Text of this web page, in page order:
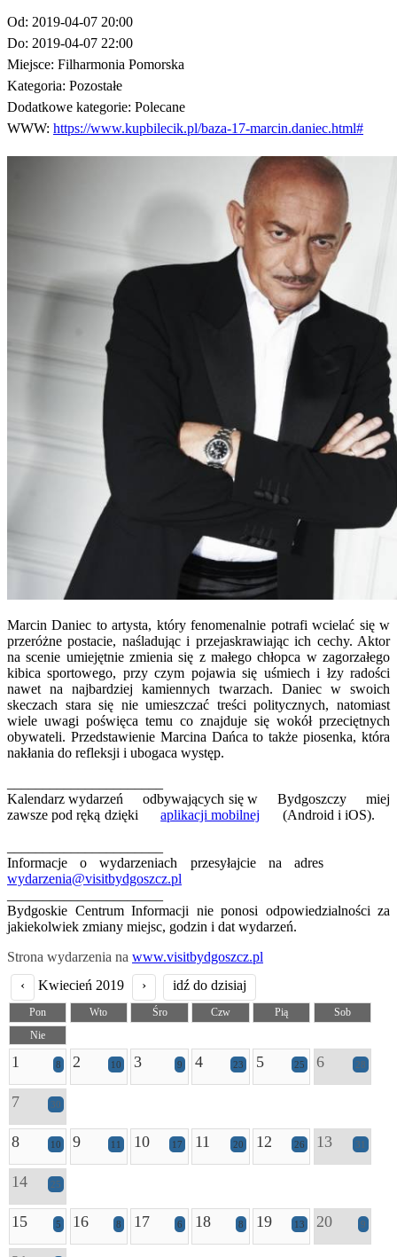
Od: 2019-04-07 20:00
Do: 2019-04-07 22:00
Miejsce: Filharmonia Pomorska
Kategoria: Pozostałe
Dodatkowe kategorie: Polecane
WWW: https://www.kupbilecik.pl/baza-17-marcin.daniec.html#
Marcin Daniec to artysta, który fenomenalnie potrafi wcielać się w
przeróżne postacie, naśladując i przejaskrawiając ich cechy. Aktor
na scenie umiejętnie zmienia się z małego chłopca w zagorzałego
kibica sportowego, przy czym pojawia się uśmiech i łzy radości
nawet na najbardziej kamiennych twarzach. Daniec w swoich
skeczach stara się nie umieszczać treści politycznych, natomiast
wiele uwagi poświęca temu co znajduje się wokół przeciętnych
obywateli. Przedstawienie Marcina Dańca to także piosenka, która
nakłania do refleksji i ubogaca występ.
Kalendarz wydarzeń odbywających się w Bydgoszczy miej
zawsze pod ręką dziękiaplikacji mobilnej (Android i iOS).
Informacje o wydarzeniach przesyłajcie na adres
wydarzenia@visitbydgoszcz.pl
Bydgoskie Centrum Informacji nie ponosi odpowiedzialności za
jakiekolwiek zmiany miejsc, godzin i dat wydarzeń.
Strona wydarzenia na www.visitbydgoszcz.pl
‹
Kwiecień 2019 › idź do dzisiaj
Pon Wto Śro Czw Pią
Sob
Nie
1 8 2 10 3 9 4 23 5 25 6 28
7 30
8 10 9 11 10 17 11 20 12 26 13 31
14 25
15 5 16 8 17 6 18 8 19 13 20 9